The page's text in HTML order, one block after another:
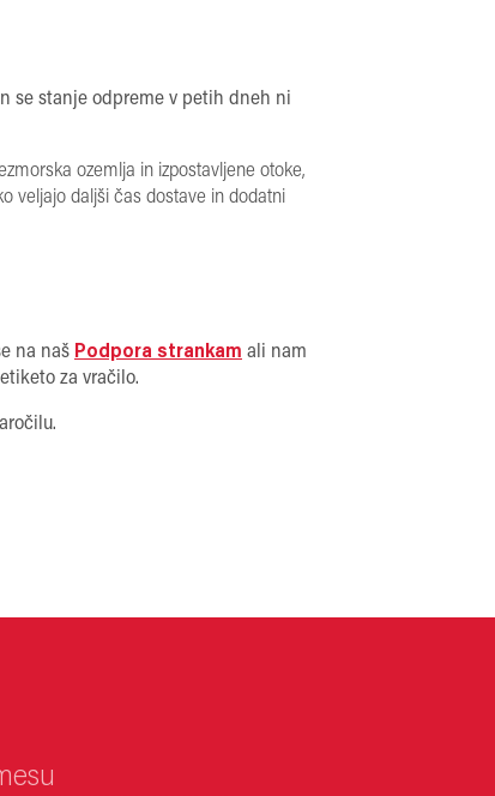
se stanje odpreme v petih dneh ni
ozemlja in izpostavljene otoke,
veljajo daljši čas dostave in dodatni
na naš Podpora strankam ali nam
za vračilo.